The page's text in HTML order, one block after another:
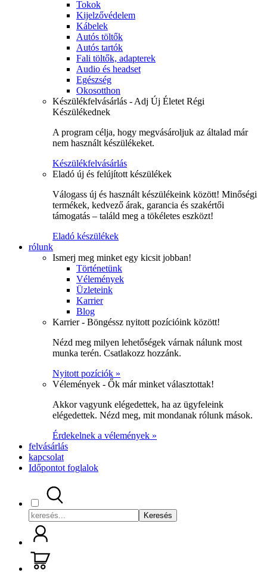
Tokok
Kijelzővédelem
Kábelek
Autós töltők
Autós tartók
Fali töltők, adapterek
Audio és headset
Egészség
Okosotthon
Készülékfelvásárlás - Adj Új Életet Régi
Készülékednek
A program célja, hogy megvásároljuk az általad már
nem használt készülékeket.
Készülékfelvásárlás
Eladó új és felújított készülékek
Válogass új és használt készülékeink között! Minőségi
termékek, kedvező árak, garancia és szakértői
támogatás – találd meg a tökéletes eszközt!
Eladó készülékek
rólunk
Ismerj meg minket egy kicsit jobban!
Történetünk
Vélemények
Üzleteink
Karrier
Blog
Karrier - Böngéssz nyitott pozícióink között!
Nézd meg milyen lehetőségek várnak nálunk most
munka terén. Csatlakozz hozzánk.
Nyitott pozíciók »
Vélemények - Ők már minket választottak!
Akkor vagyunk elégedettek, ha az ügyfeleink
elégedettek. Nézd meg, mit mondanak rólunk mások.
Érdekelnek a vélemények »
felvásárlás
kapcsolat
Időpontot foglalok
Keresés